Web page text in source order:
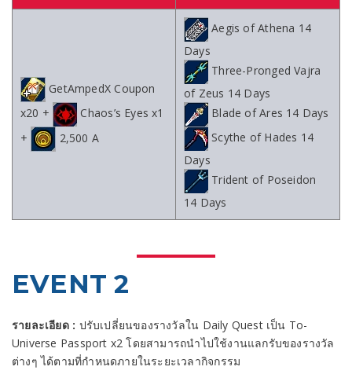
GetAmpedX Coupon
x20 +
Chaos’s Eyes x1
+
2,500 A
Aegis of Athena 14
Days
Three-Pronged Vajra
of Zeus 14 Days
Blade of Ares 14 Days
Scythe of Hades 14
Days
Trident of Poseidon
14 Days
EVENT 2
รายละเอียด : ปรับเปลี่ยนของรางวัลใน Daily Quest เป็น To-
Universe Passport x2 โดยสามารถนำไปใช้งานแลกรับของรางวัล
ต่างๆ ได้ตามที่กำหนดภายในระยะเวลากิจกรรม